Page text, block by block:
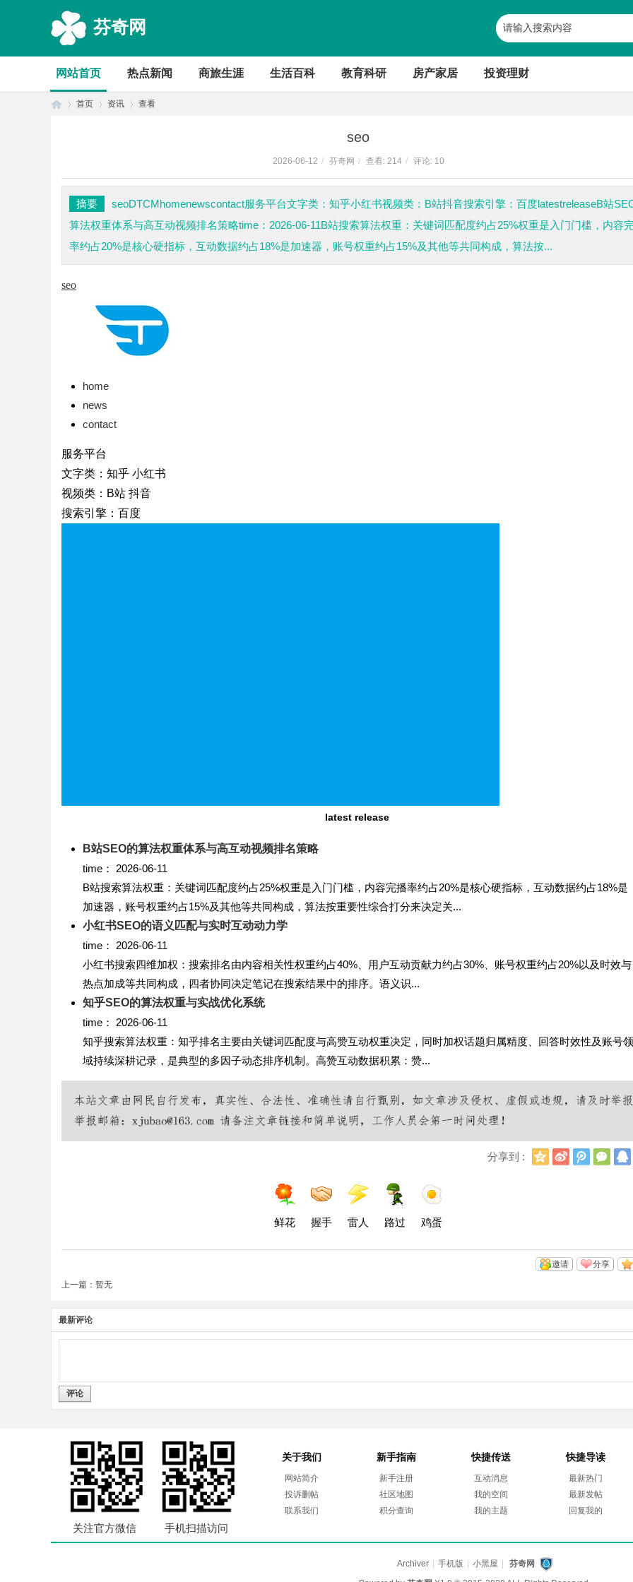
芬奇网
网站首页 热点新闻 商旅生涯 生活百科 教育科研 房产家居 投资理财
首页 资讯 查看
seo
2026-06-12 / 芬奇网 / 查看: 214 / 评论: 10
摘要
seoDTCMhomenewscontact服务平台文字类：知乎小红书视频类：B站抖音搜索引擎：百度latestreleaseB站
算法权重体系与高互动视频排名策略time：2026-06-11B站搜索算法权重：关键词匹配度约占25%权重是入门门槛，内容
率约占20%是核心硬指标，互动数据约占18%是加速器，账号权重约占15%及其他等共同构成，算法按...
seo
home
news
contact
服务平台
文字类：知乎 小红书
视频类：B站 抖音
搜索引擎：百度
latest release
B站SEO的算法权重体系与高互动视频排名策略
time：
2026-06-11
B站搜索算法权重：关键词匹配度约占25%权重是入门门槛，内容完播率约占20%是核心硬指标，互动数据约占18%是
加速器，账号权重约占15%及其他等共同构成，算法按重要性综合打分来决定关...
小红书SEO的语义匹配与实时互动动力学
time：
2026-06-11
小红书搜索四维加权：搜索排名由内容相关性权重约占40%、用户互动贡献力约占30%、账号权重约占20%以及时效与
热点加成等共同构成，四者协同决定笔记在搜索结果中的排序。语义识...
知乎SEO的算法权重与实战优化系统
time：
2026-06-11
知乎搜索算法权重：知乎排名主要由关键词匹配度与高赞互动权重决定，同时加权话题归属精度、回答时效性及账号领
域持续深耕记录，是典型的多因子动态排序机制。高赞互动数据积累：赞...
分享到 :
Q
新
浪
腾
讯
微
信
鲜花 握手 雷人 路过 鸡蛋
分享
邀请
上一篇：暂无
最新评论
评论
关注官方微信 手机扫描访问
关于我们
网站简介
投诉删帖
联系我们
新手指南
新手注册
社区地图
积分查询
快捷传送
互动消息
我的空间
我的主题
快捷导读
最新热门
最新发帖
回复我的
Archiver 手机版 小黑屋
芬奇网